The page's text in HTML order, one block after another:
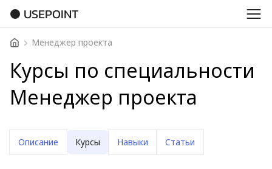
USEPOINT
Менеджер проекта
Курсы по специальности
Менеджер проекта
Описание Курсы Навыки Статьи